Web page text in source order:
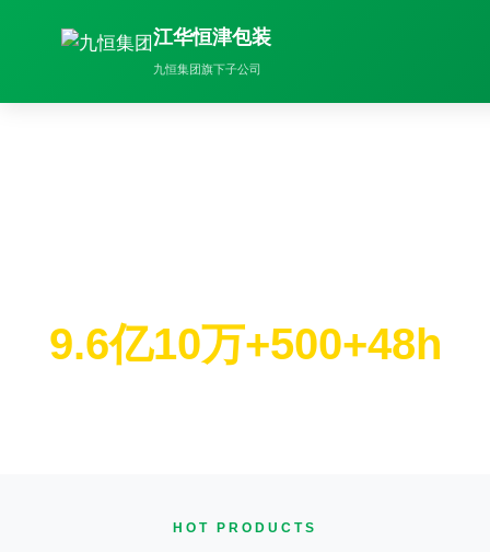
江华恒津包装
九恒集团旗下子公司
9.6亿10万+500+48h
HOT PRODUCTS